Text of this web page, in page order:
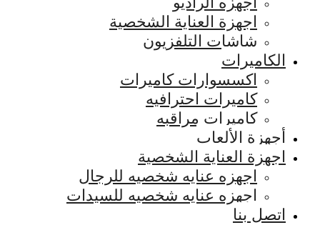
اجهزة العناية الشخصية
شاشات التلفزيون
الكاميرات
اكسسوارات كاميرات
كاميرات احترافيه
كاميرات مراقبه
أجهزة الألعاب
اجهزة العناية الشخصية
اجهزه عنايه شخصيه للرجال
اجهزه عنايه شخصيه للسيدات
اتصل بنا